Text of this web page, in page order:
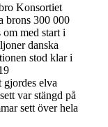
Konsortiet
brons 300 000
med start i
danska
stod klar i
gjordes elva
var stängd på
sett över hela